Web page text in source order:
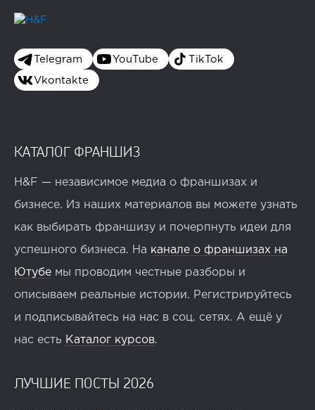
Telegram YouTube TikTok
Vkontakte
КАТАЛОГ ФРАНШИЗ
H&F — независимое медиа о франшизах и
бизнесе. Из наших материалов вы можете узнать
как выбирать франшизу и почерпнуть идеи для
успешного бизнеса. На канале о франшизах на
Ютубе мы проводим честные разборы и
описываем реальные истории. Регистрируйтесь
и подписывайтесь на нас в соц. сетях. А ещё у
нас есть Каталог курсов.
ЛУЧШИЕ ПОСТЫ 2026